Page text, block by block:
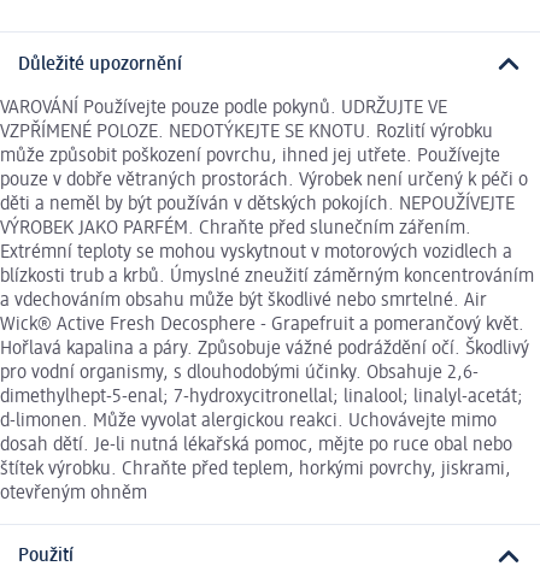
Důležité upozornění
VAROVÁNÍ Používejte pouze podle pokynů. UDRŽUJTE VE
VZPŘÍMENÉ POLOZE. NEDOTÝKEJTE SE KNOTU. Rozlití výrobku
může způsobit poškození povrchu, ihned jej utřete. Používejte
pouze v dobře větraných prostorách. Výrobek není určený k péči o
děti a neměl by být používán v dětských pokojích. NEPOUŽÍVEJTE
VÝROBEK JAKO PARFÉM. Chraňte před slunečním zářením.
Extrémní teploty se mohou vyskytnout v motorových vozidlech a
blízkosti trub a krbů. Úmyslné zneužití záměrným koncentrováním
a vdechováním obsahu může být škodlivé nebo smrtelné. Air
Wick® Active Fresh Decosphere - Grapefruit a pomerančový květ.
Hořlavá kapalina a páry. Způsobuje vážné podráždění očí. Škodlivý
pro vodní organismy, s dlouhodobými účinky. Obsahuje 2,6-
dimethylhept-5-enal; 7-hydroxycitronellal; linalool; linalyl-acetát;
d-limonen. Může vyvolat alergickou reakci. Uchovávejte mimo
dosah dětí. Je-li nutná lékařská pomoc, mějte po ruce obal nebo
štítek výrobku. Chraňte před teplem, horkými povrchy, jiskrami,
otevřeným ohněm
Použití